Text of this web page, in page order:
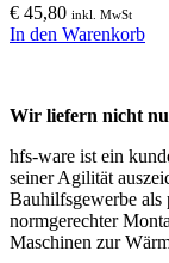
€ 45,80 inkl. MwSt
In den Warenkorb
Wir liefern nicht
hfs-ware ist ein
seiner Agilität
Bauhilfsgewerbe
normgerechter
Maschinen zur